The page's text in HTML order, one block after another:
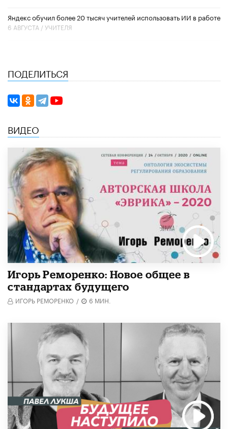
​Яндекс обучил более 20 тысяч учителей использовать ИИ в работе
6 АВГУСТА /УЧИТЕЛЯ
ПОДЕЛИТЬСЯ
ВИДЕО
Игорь Реморенко: Новое общее в
стандартах будущего
ИГОРЬ РЕМОРЕНКО / 6 МИН.